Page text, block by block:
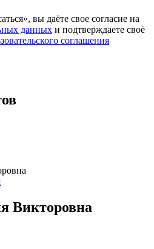
вы даёте свое согласие на
данных и подтверждаете своё
соглашения
Викторовна